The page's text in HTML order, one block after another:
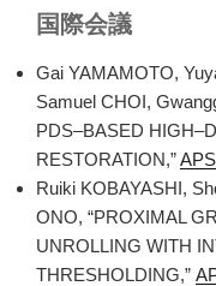
国際会議
Gai YAMAMOTO,
Samuel CHOI,
PDS–BASED
RESTORATION,”
Ruiki KOBAYASHI,
ONO, “PROXIMAL
UNROLLING WITH
THRESHOLDING,”